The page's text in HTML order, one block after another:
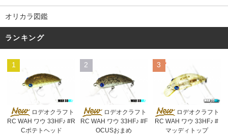
オリカラ図鑑
ランキング
1
ロデオクラフト
RC WAH ワウ 33HF♪ #R
Cポテトヘッド
2
ロデオクラフト
RC WAH ワウ 33HF♪ #F
OCUSおまめ
3
ロデオクラフト
RC WAH ワウ 33HF♪ #
マッディトップ